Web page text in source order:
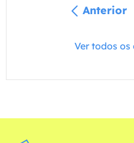
Anterior
Ver todos